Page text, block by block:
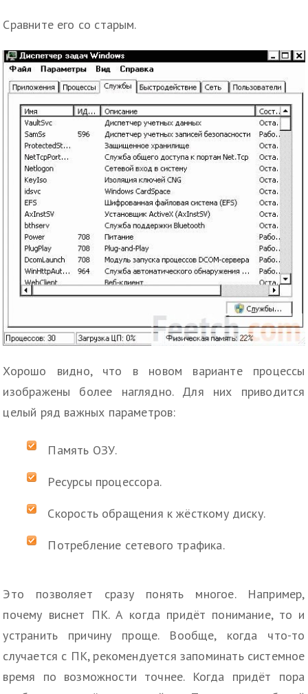
Сравните его со старым.
Хорошо видно, что в новом варианте процессы
изображены более наглядно. Для них приводится
целый ряд важных параметров:
Память ОЗУ.
Ресурсы процессора.
Скорость обращения к жёсткому диску.
Потребление сетевого трафика.
Это позволяет сразу понять многое. Например,
почему виснет ПК. А когда придёт понимание, то и
устранить причину проще. Вообще, когда что-то
случается с ПК, рекомендуется запоминать системное
время по возможности точнее. Когда придёт пора